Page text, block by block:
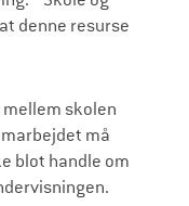
denne resurse
skolen
må
blot handle om